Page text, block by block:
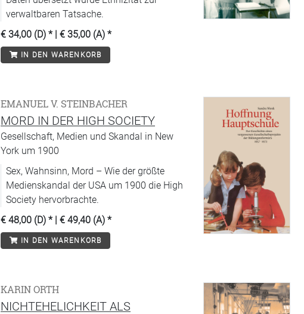
verwaltbaren Tatsache.
€ 34,00 (D) * | € 35,00 (A) *
IN DEN WARENKORB
EMANUEL V. STEINBACHER
MORD IN DER HIGH SOCIETY
Gesellschaft, Medien und Skandal in New
York um 1900
Sex, Wahnsinn, Mord – Wie der größte
Medienskandal der USA um 1900 die High
Society hervorbrachte.
€ 48,00 (D) * | € 49,40 (A) *
IN DEN WARENKORB
KARIN ORTH
NICHTEHELICHKEIT ALS